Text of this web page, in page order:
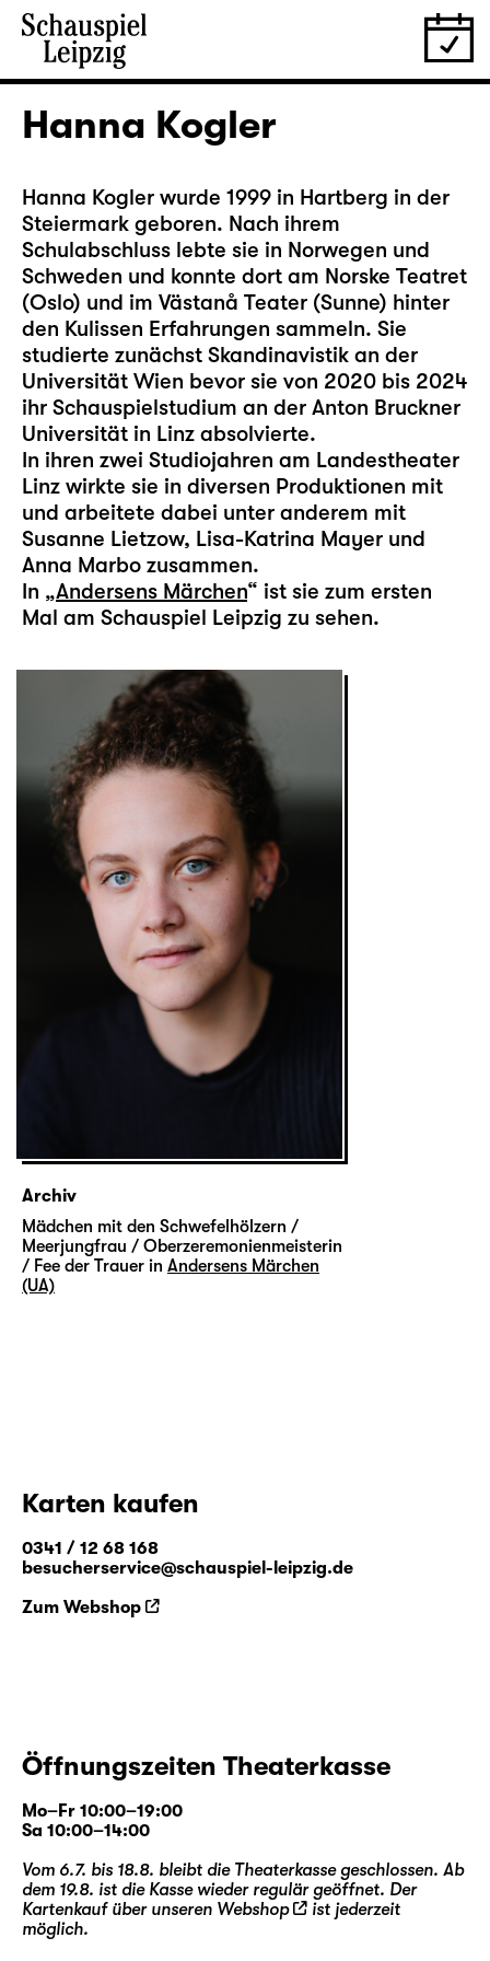
Hanna Kogler
Hanna Kogler wurde 1999 in Hartberg in der
Steiermark geboren. Nach ihrem
Schulabschluss lebte sie in Norwegen und
Schweden und konnte dort am Norske Teatret
(Oslo) und im Västanå Teater (Sunne) hinter
den Kulissen Erfahrungen sammeln. Sie
studierte zunächst Skandinavistik an der
Universität Wien bevor sie von 2020 bis 2024
ihr Schauspielstudium an der Anton Bruckner
Universität in Linz absolvierte.
In ihren zwei Studiojahren am Landestheater
Linz wirkte sie in diversen Produktionen mit
und arbeitete dabei unter anderem mit
Susanne Lietzow, Lisa-Katrina Mayer und
Anna Marbo zusammen.
In „Andersens Märchen“ ist sie zum ersten
Mal am Schauspiel Leipzig zu sehen.
Archiv
Mädchen mit den Schwefelhölzern /
Meerjungfrau / Oberzeremonienmeisterin
/ Fee der Trauer in Andersens Märchen
(UA)
Karten kaufen
0341 / 12 68 168
besucherservice@schauspiel-leipzig.de
Zum Webshop
Öffnungszeiten Theaterkasse
Mo–Fr 10:00–19:00
Sa 10:00–14:00
Vom 6.7. bis 18.8. bleibt die Theaterkasse geschlossen. Ab
dem 19.8. ist die Kasse wieder regulär geöffnet. Der
Kartenkauf über unseren Webshop
ist jederzeit
möglich.